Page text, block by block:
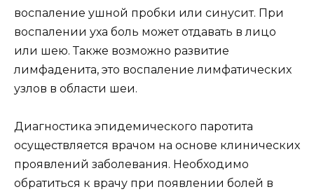
воспаление ушной пробки или синусит. При
воспалении уха боль может отдавать в лицо
или шею. Также возможно развитие
лимфаденита, это воспаление лимфатических
узлов в области шеи.
Диагностика эпидемического паротита
осуществляется врачом на основе клинических
проявлений заболевания. Необходимо
обратиться к врачу при появлении болей в